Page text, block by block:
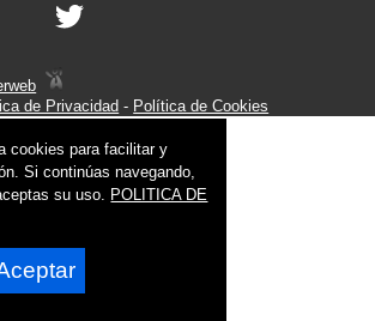
de Privacidad - Política de Cookies
cookies para facilitar y
Si continúas navegando,
su uso. POLITICA DE